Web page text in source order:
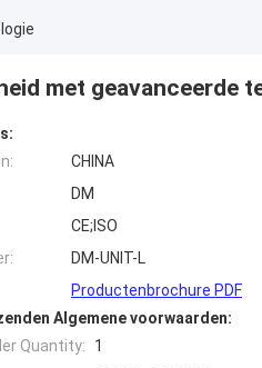
met geavanceerde
CHINA
DM
CE;ISO
DM-UNIT-L
Productenbrochure PDF
Algemene voorwaarden:
Quantity:
1